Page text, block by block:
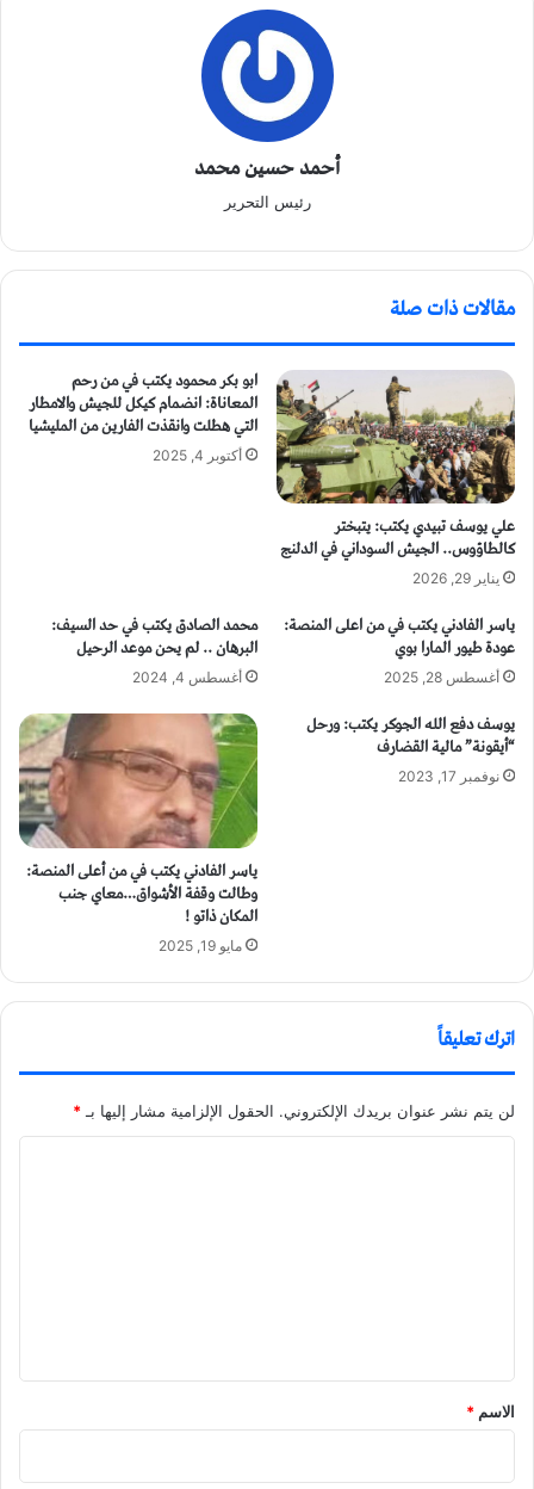
أحمد حسين محمد
رئيس التحرير
مقالات ذات صلة
علي يوسف تبيدي يكتب: يتبختر
كالطاؤوس.. الجيش السوداني في الدلنج
يناير 29, 2026
ابو بكر محمود يكتب في من رحم
المعاناة: انضمام كيكل للجيش والامطار
التي هطلت وانقذت الفارين من المليشيا
أكتوبر 4, 2025
ياسر الفادني يكتب في من اعلى المنصة:
عودة طيور المارا بوي
أغسطس 28, 2025
محمد الصادق يكتب في حد السيف:
البرهان .. لم يحن موعد الرحيل
أغسطس 4, 2024
يوسف دفع الله الجوكر يكتب: ورحل
“أيقونة” مالية القضارف
نوفمبر 17, 2023
ياسر الفادني يكتب في من أعلى المنصة:
وطالت وقفة الأشواق…معاي جنب
المكان ذاتو !
مايو 19, 2025
اترك تعليقاً
لن يتم نشر عنوان بريدك الإلكتروني. الحقول الإلزامية مشار إليها بـ*
الاسم *